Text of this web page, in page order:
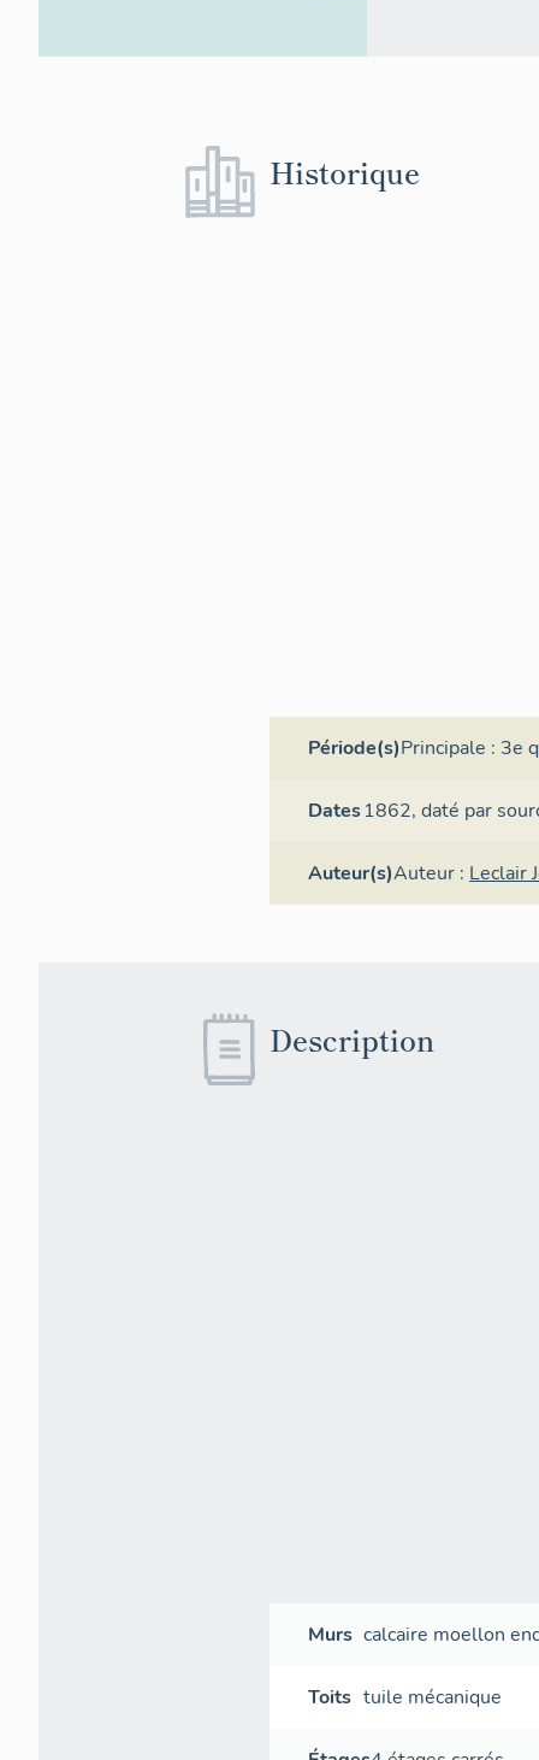
Historique
Période(s)Principale : 3e
Dates1862,daté par
Auteur(s)Auteur : Leclair
Description
Murs calcaire moellon
Toits tuile mécanique